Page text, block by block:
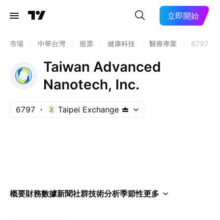
立即開始
市場 中華台灣 股票 健康科技 醫療專業 6797
Taiwan Advanced
Nanotech, Inc.
6797 Taipei Exchange
概要財務數據新聞社群技術分析季節性更多